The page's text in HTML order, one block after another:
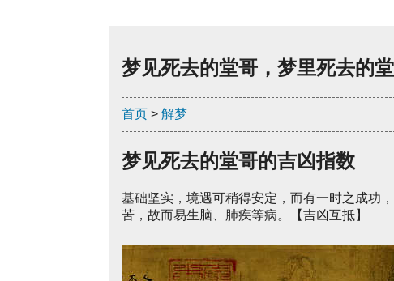
梦见死去的堂哥，梦里死去的
首页 > 解梦
梦见死去的堂哥的吉凶指数
基础坚实，境遇可稍得安定，而有一时之成功
苦，故而易生脑、肺疾等病。【吉凶互抵】